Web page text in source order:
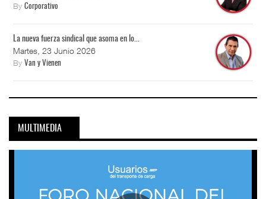
By Corporativo
La nueva fuerza sindical que asoma en lo...
Martes, 23 Junio 2026
By Van y Vienen
MULTIMEDIA